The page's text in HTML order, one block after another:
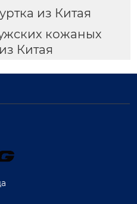
из Китая
кожаных
Китая